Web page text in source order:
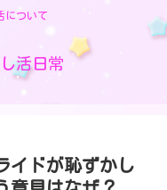
について
活日常
イドが恥ずかし